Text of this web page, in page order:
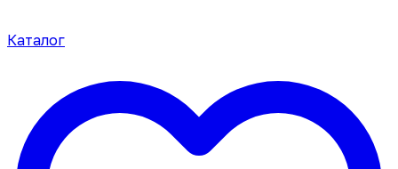
Каталог